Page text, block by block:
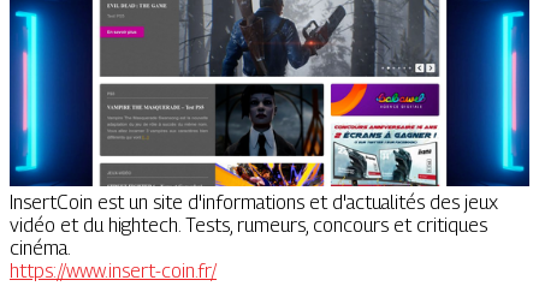
InsertCoin est un site d'informations et d'actualités des jeux
vidéo et du hightech. Tests, rumeurs, concours et critiques
cinéma.
https://www.insert-coin.fr/